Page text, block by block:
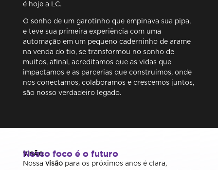
é hoje a LC.
O sonho de um garotinho que empinava sua pipa,
e teve sua primeira experiência com uma
automação em um pequeno caderninho de arame
na venda do tio, se transformou no sonho de
muitos, afinal, acreditamos que as vidas que
impactamos e as parcerias que construímos, onde
nos conectamos, colaboramos e crescemos juntos,
são nosso verdadeiro legado.
VISÃO
Nosso foco é o futuro
Nossa visão para os próximos anos é clara,